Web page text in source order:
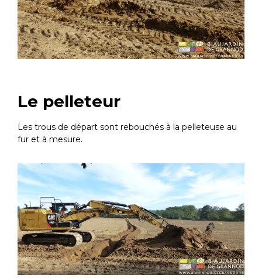
Le pelleteur
Les trous de départ sont rebouchés à la pelleteuse au
fur et à mesure.